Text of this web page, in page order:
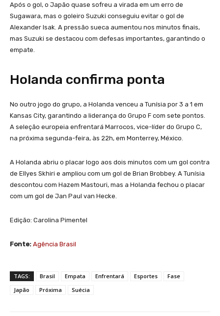
Após o gol, o Japão quase sofreu a virada em um erro de
Sugawara, mas o goleiro Suzuki conseguiu evitar o gol de
Alexander Isak. A pressão sueca aumentou nos minutos finais,
mas Suzuki se destacou com defesas importantes, garantindo o
empate.
Holanda confirma ponta
No outro jogo do grupo, a Holanda venceu a Tunísia por 3 a 1 em
Kansas City, garantindo a liderança do Grupo F com sete pontos.
A seleção europeia enfrentará Marrocos, vice-líder do Grupo C,
na próxima segunda-feira, às 22h, em Monterrey, México.
A Holanda abriu o placar logo aos dois minutos com um gol contra
de Ellyes Skhiri e ampliou com um gol de Brian Brobbey. A Tunísia
descontou com Hazem Mastouri, mas a Holanda fechou o placar
com um gol de Jan Paul van Hecke.
Edição: Carolina Pimentel
Fonte: Agência Brasil
TAGS: Brasil Empata Enfrentará Esportes
Fase
Japão
Próxima Suécia